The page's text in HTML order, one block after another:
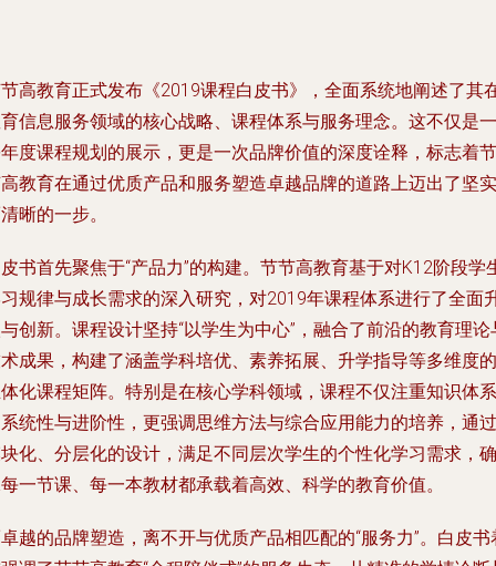
高教育正式发布《2019课程白皮书》，全面系统地阐述了其
信息服务领域的核心战略、课程体系与服务理念。这不仅是一
度课程规划的展示，更是一次品牌价值的深度诠释，标志着节
教育在通过优质产品和服务塑造卓越品牌的道路上迈出了坚实
晰的一步。
书首先聚焦于“产品力”的构建。节节高教育基于对K12阶段学
规律与成长需求的深入研究，对2019年课程体系进行了全面
创新。课程设计坚持“以学生为中心”，融合了前沿的教育理论
成果，构建了涵盖学科培优、素养拓展、升学指导等多维度的
化课程矩阵。特别是在核心学科领域，课程不仅注重知识体系
统性与进阶性，更强调思维方法与综合应用能力的培养，通过
化、分层化的设计，满足不同层次学生的个性化学习需求，确
一节课、每一本教材都承载着高效、科学的教育价值。
越的品牌塑造，离不开与优质产品相匹配的“服务力”。白皮书